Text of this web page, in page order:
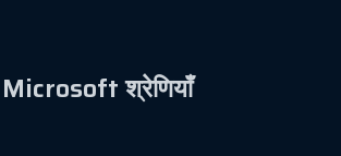
Microsoft श्रेणियाँ